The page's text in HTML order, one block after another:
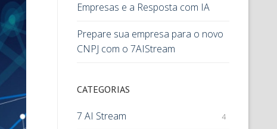
Empresas e a Resposta com IA
Prepare sua empresa para o novo
CNPJ com o 7AIStream
CATEGORIAS
7 AI Stream 4